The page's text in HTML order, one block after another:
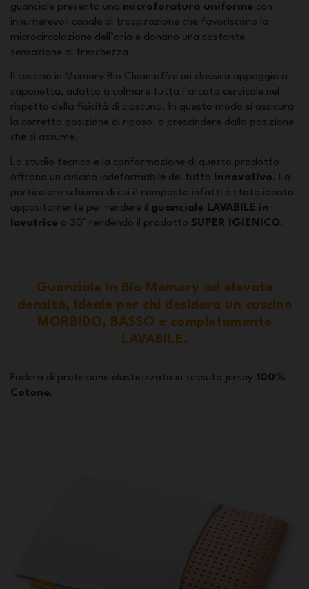
guanciale presenta una microforatura uniforme con
innumerevoli canale di traspirazione che favoriscono la
microcircolazione dell’aria e donano una costante
sensazione di freschezza.
Il cuscino in Memory Bio Clean offre un classico appoggio a
saponetta, adatto a colmare tutta l’arcata cervicale nel
rispetto della fisicità di ciascuno. In questo modo si assicura
la corretta posizione di riposo, a prescindere dalla posizione
che si assume.
Lo studio tecnico e la conformazione di questo prodotto
offrono un cuscino indeformabile del tutto innovativo. La
particolare schiuma di cui è composto infatti è stata ideata
appositamente per rendere il guanciale LAVABILE in
lavatrice a 30° rendendo il prodotto SUPER IGIENICO.
Guanciale in Bio Memory ad elevate
densità, ideale per chi desidera un cuscino
MORBIDO, BASSO e completamente
LAVABILE.
Fodera di protezione elasticizzata in tessuto jersey 100%
Cotone.